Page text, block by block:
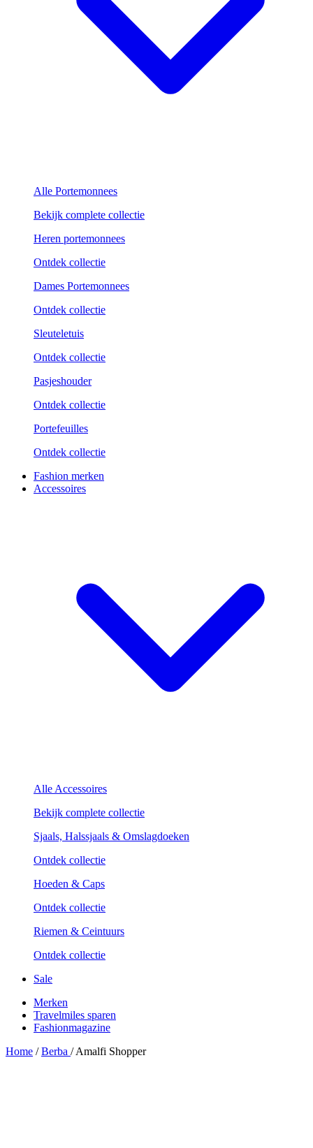
Alle Portemonnees
Bekijk complete collectie
Heren portemonnees
Ontdek collectie
Dames Portemonnees
Ontdek collectie
Sleuteletuis
Ontdek collectie
Pasjeshouder
Ontdek collectie
Portefeuilles
Ontdek collectie
Fashion merken
Accessoires
Alle Accessoires
Bekijk complete collectie
Sjaals, Halssjaals & Omslagdoeken
Ontdek collectie
Hoeden & Caps
Ontdek collectie
Riemen & Ceintuurs
Ontdek collectie
Sale
Merken
Travelmiles sparen
Fashionmagazine
Home / Berba / Amalfi Shopper